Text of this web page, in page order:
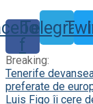
f
Telegram
Breaking:
Tenerife
preferate de
Luis Figo îi cere